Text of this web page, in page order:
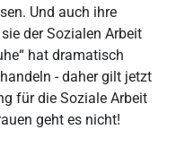
Und auch ihre
der Sozialen Arbeit
hat dramatisch
- daher gilt jetzt
für die Soziale Arbeit
geht es nicht!